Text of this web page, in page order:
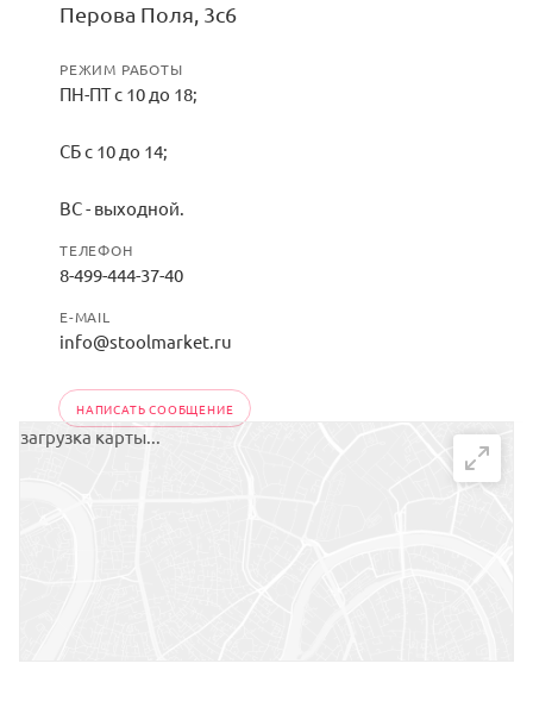
Перова Поля, 3с6
РЕЖИМ РАБОТЫ
ПН-ПТ с 10 до 18;
СБ с 10 до 14;
ВС - выходной.
ТЕЛЕФОН
8-499-444-37-40
E-MAIL
info@stoolmarket.ru
НАПИСАТЬ СООБЩЕНИЕ
загрузка карты...